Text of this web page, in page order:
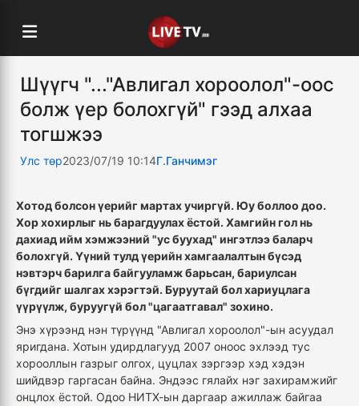
Шүүгч "..."Авлигал хороолол"-оос
болж үер болохгүй" гээд алхаа
тогшжээ
Улс төр2023/07/19 10:14Г.Ганчимэг
Хотод болсон үерийг мартах учиргүй. Юу боллоо доо.
Хор хохирлыг нь барагдуулах ёстой. Хамгийн гол нь
дахиад ийм хэмжээний "ус буухад" ингэтлээ баларч
болохгүй. Үүний тулд үерийн хамгаалалтын бүсэд
нэвтэрч барилга байгууламж барьсан, бариулсан
бүгдийг шалгах хэрэгтэй. Буруутай бол хариуцлага
үүрүүлж, буруугүй бол "цагаатгавал" зохино.
Энэ хүрээнд нэн түрүүнд "Авлигал хороолол"-ын асуудал
яригдана. Хотын удирдлагууд 2007 оноос эхлээд тус
хорооллын газрыг олгох, цуцлах зэргээр хэд хэдэн
шийдвэр гаргасан байна. Эндээс гялайх нэг захирамжийг
онцлох ёстой. Одоо НИТХ-ын даргаар ажиллаж байгаа